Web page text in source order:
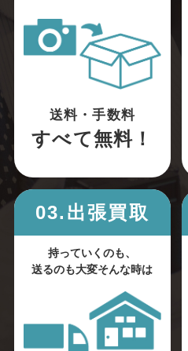
送料・手数料
すべて無料！
03.出張買取
持っていくのも、
送るのも大変そんな時は